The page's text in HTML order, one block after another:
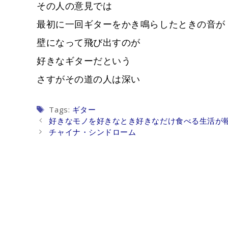
その人の意見では
最初に一回ギターをかき鳴らしたときの音が
壁になって飛び出すのが
好きなギターだという
さすがその道の人は深い
Tags
Tags: ギター
Post
navigation
好きなモノを好きなとき好きなだけ食べる生活が
チャイナ・シンドローム